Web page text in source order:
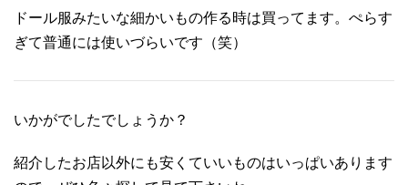
ドール服みたいな細かいもの作る時は買ってます。ぺらす
ぎて普通には使いづらいです（笑）
いかがでしたでしょうか？
紹介したお店以外にも安くていいものはいっぱいあります